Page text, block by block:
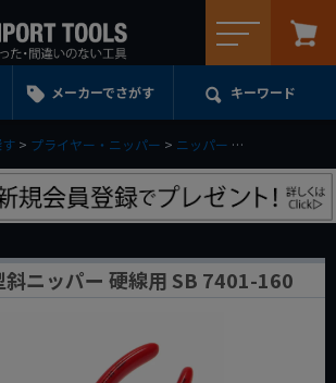
メーカーでさがす キーワード
プライヤー・ニッパー ニッパー
斜ニッパー 硬線用 SB 7401-160